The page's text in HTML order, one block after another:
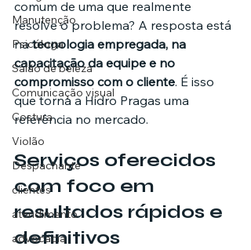
Manutenção
Psicóloga
Salão de beleza
Comunicação visual
Costura
Violão
Despachante
clientes
atendimento
advocacia
comum de uma que realmente
resolve o problema? A resposta está
na tecnologia empregada, na
capacitação da equipe e no
compromisso com o cliente. É isso
que torna a Hidro Pragas uma
referência no mercado.
Serviços oferecidos
com foco em
resultados rápidos e
definitivos